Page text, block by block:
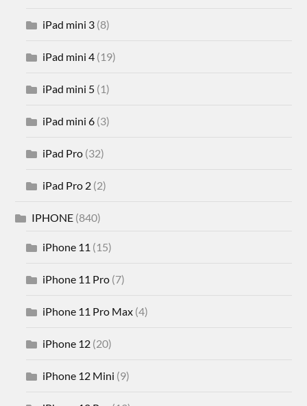
iPad mini 3 (8)
iPad mini 4 (19)
iPad mini 5 (1)
iPad mini 6 (3)
iPad Pro (32)
iPad Pro 2 (2)
IPHONE (840)
iPhone 11 (15)
iPhone 11 Pro (7)
iPhone 11 Pro Max (4)
iPhone 12 (20)
iPhone 12 Mini (9)